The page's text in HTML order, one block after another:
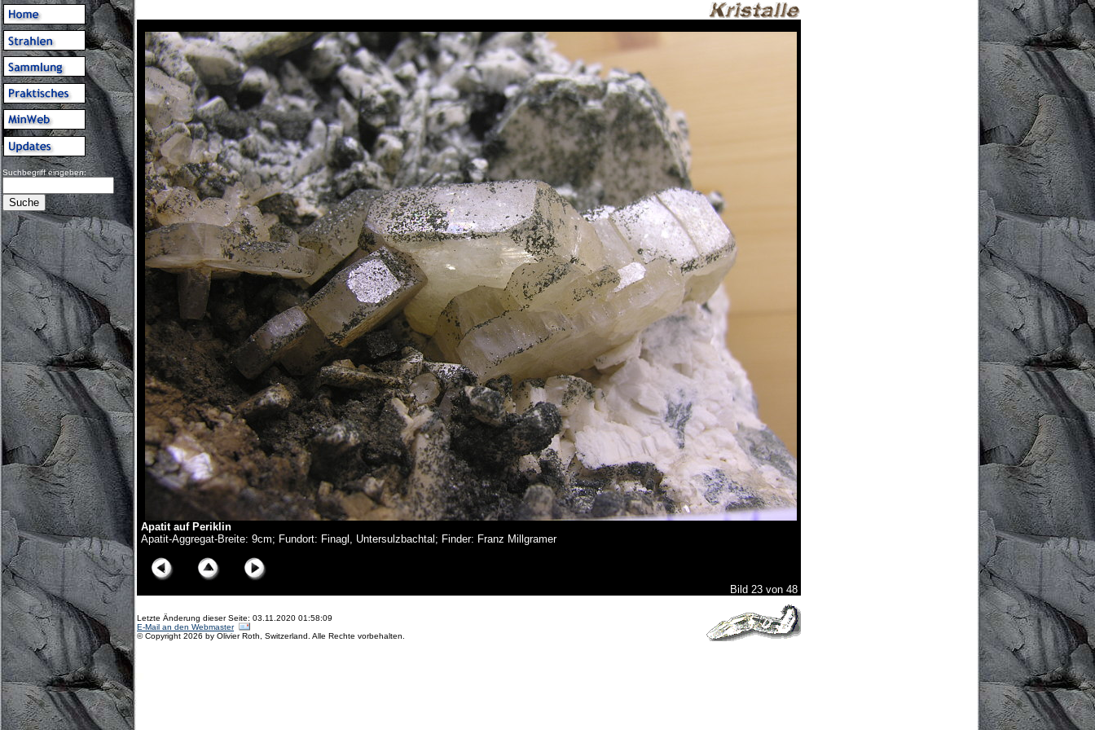
Suchbegriff eingeben:
Apatit auf Periklin
Apatit-Aggregat-Breite: 9cm; Fundort: Finagl, Untersulzbachtal; Finder: Franz Millgramer
Bild 23 von 48
Letzte Änderung dieser Seite: 03.11.2020 01:58:09
E-Mail an den Webmaster
© Copyright 2026 by Olivier Roth, Switzerland. Alle Rechte vorbehalten.